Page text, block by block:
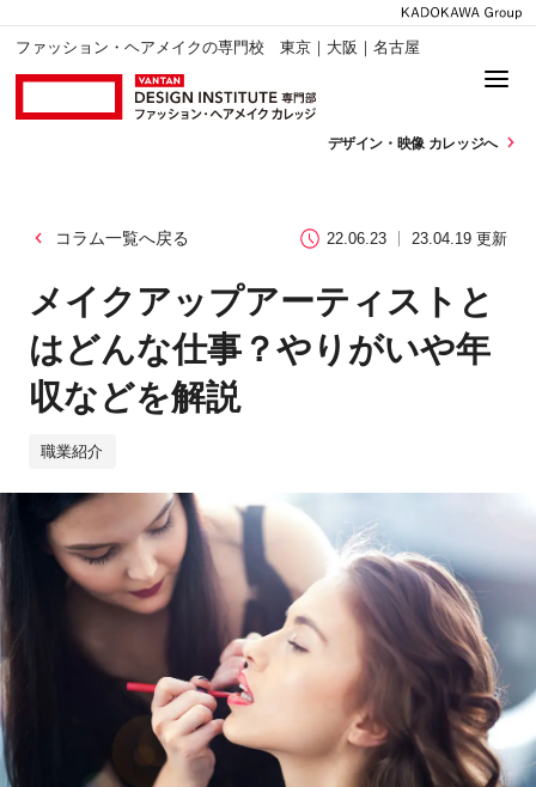
ファッション・ヘアメイクの専門校 東京｜大阪｜名古屋
デザイン・ 映像 カレッジへ
コラム一覧へ戻る 22.06.23 23.04.19 更新
メイクアップアーティストと
はどんな仕事？やりがいや年
収などを解説
職業紹介